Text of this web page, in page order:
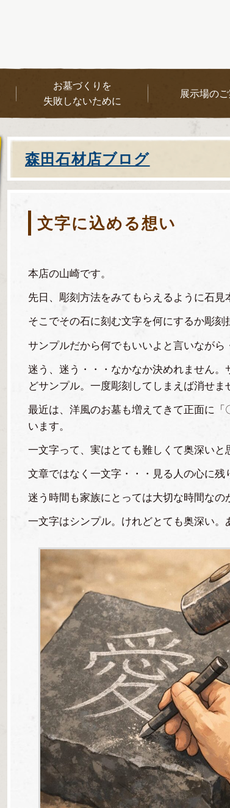
お墓づくりを
失敗しないために
展示場の
森田石材店ブログ
文字に込める想い
本店の山崎です。
先日、彫刻方法をみてもらえるように石見
そこでその石に刻む文字を何にするか彫刻
サンプルだから何でもいいよと言いなが
迷う、迷う・・・なかなか決めれません
どサンプル。一度彫刻してしまえば消せま
最近は、洋風のお墓も増えてきて正面に
います。
一文字って、実はとても難しくて奥深いと
文章ではなく一文字・・・見る人の心に残
迷う時間も家族にとっては大切な時間なの
一文字はシンプル。けれどとても奥深い